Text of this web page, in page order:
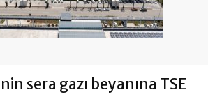
sera gazı beyanına TSE